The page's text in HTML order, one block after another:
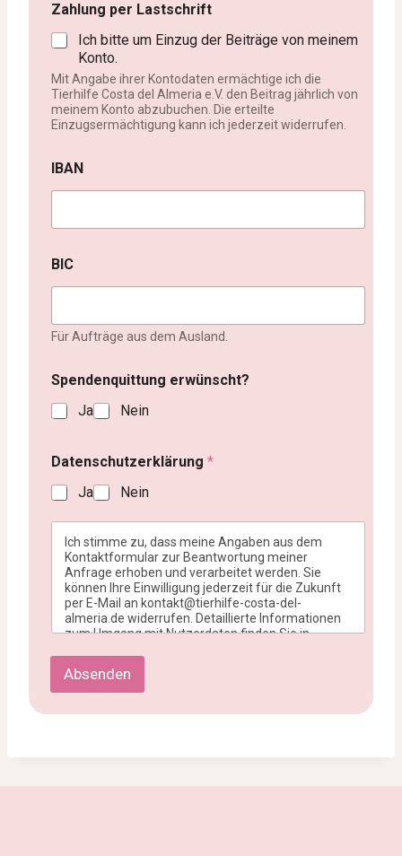
Zahlung per Lastschrift
Ich bitte um Einzug der Beiträge von meinem
Konto.
Mit Angabe ihrer Kontodaten ermächtige ich die
Tierhilfe Costa del Almeria e.V. den Beitrag jährlich von
meinem Konto abzubuchen. Die erteilte
Einzugsermächtigung kann ich jederzeit widerrufen.
b
e
w
i
s
u
g
S
r
ß
a
e
IBAN
BIC
Für Aufträge aus dem Ausland.
Spendenquittung erwünscht?
Ja
Nein
Datenschutzerklärung *
Ja
Nein
Ich stimme zu, dass meine Angaben aus dem
Kontaktformular zur Beantwortung meiner
Anfrage erhoben und verarbeitet werden. Sie
können Ihre Einwilligung jederzeit für die Zukunft
per E-Mail an kontakt@tierhilfe-costa-del-
almeria.de widerrufen. Detaillierte Informationen
zum Umgang mit Nutzerdaten finden Sie in
Absenden